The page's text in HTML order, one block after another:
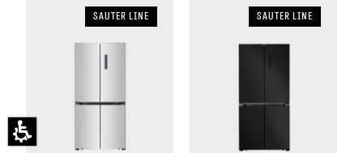
sauter LINE
sauter LINE